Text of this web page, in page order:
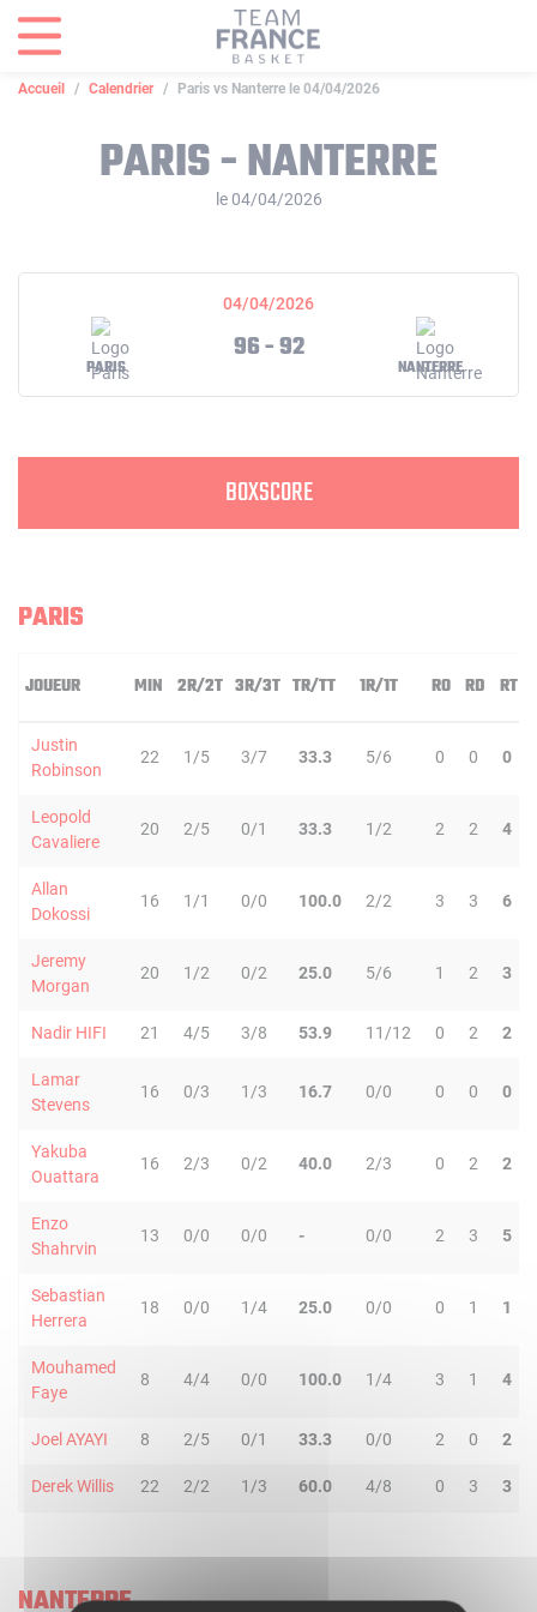
Accueil Calendrier Paris vs Nanterre le 04/04/2026
PARIS - NANTERRE
le 04/04/2026
04/04/2026
PARIS
96 - 92
NANTERRE
BOXSCORE
PARIS
JOUEUR MIN 2R/2T 3R/3T TR/TT 1R/1T RO RD RT
Justin
Robinson
22 1/5 3/7 33.3 5/6 0 0 0
Leopold
Cavaliere
20 2/5 0/1 33.3 1/2 2 2 4
Allan
Dokossi
16 1/1 0/0 100.0 2/2 3 3 6
Jeremy
Morgan
20 1/2 0/2 25.0 5/6 1 2 3
Nadir HIFI 21 4/5 3/8 53.9 11/12 0 2 2
Lamar
Stevens
16 0/3 1/3 16.7 0/0 0 0 0
Yakuba
Ouattara
16 2/3 0/2 40.0 2/3 0 2 2
Enzo
Shahrvin
13 0/0 0/0 - 0/0 2 3 5
Sebastian
Herrera
18 0/0 1/4 25.0 0/0 0 1 1
Mouhamed
Faye
8 4/4 0/0 100.0 1/4 3 1 4
Joel AYAYI 8 2/5 0/1 33.3 0/0 2 0 2
Derek Willis 22 2/2 1/3 60.0 4/8 0 3 3
NANTERRE
Panneau de gestion des cookies